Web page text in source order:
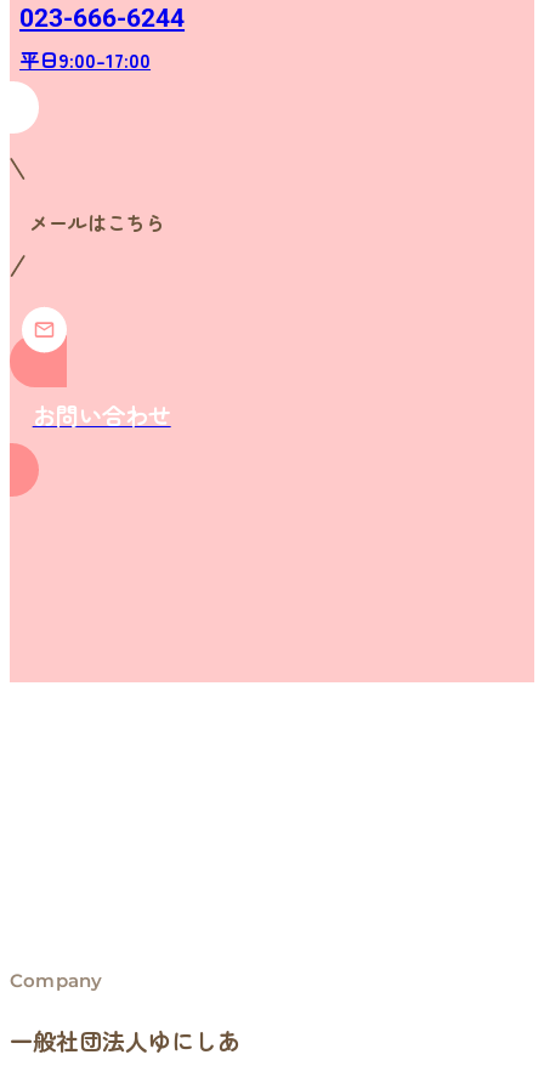
023-666-6244
平日9:00-17:00
メールはこちら
お問い合わせ
Company
一般社団法人ゆにしあ